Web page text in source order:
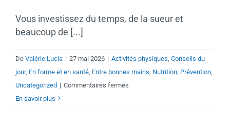
Vous investissez du temps, de la sueur et
beaucoup de [...]
De Valérie Lucia | 27 mai 2026 | Activités physiques Conseils du
jour, En forme et en santé Entre bonnes mains Nutrition Prévention
Uncategorized | Commentaires fermés
En savoir plus